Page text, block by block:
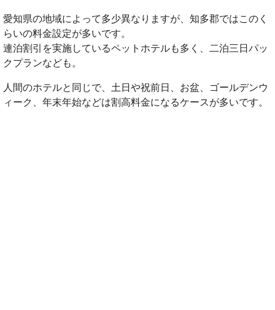
愛知県の地域によって多少異なりますが、知多郡ではこのく
らいの料金設定が多いです。
連泊割引を実施しているペットホテルも多く、二泊三日パッ
クプランなども。
人間のホテルと同じで、土日や祝前日、お盆、ゴールデンウ
ィーク、年末年始などは割高料金になるケースが多いです。